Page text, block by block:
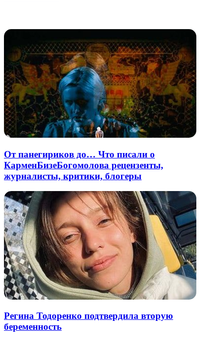
От панегириков до… Что писали о
КарменБизеБогомолова рецензенты,
журналисты, критики, блогеры
Регина Тодоренко подтвердила вторую
беременность